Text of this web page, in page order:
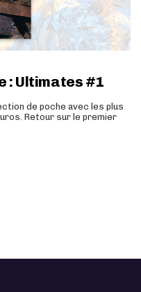
: Ultimates #1
de poche avec les plus
Retour sur le premier